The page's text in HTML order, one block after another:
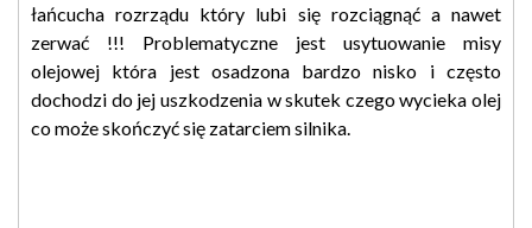
łańcucha rozrządu który lubi się rozciągnąć a nawet
zerwać !!! Problematyczne jest usytuowanie misy
olejowej która jest osadzona bardzo nisko i często
dochodzi do jej uszkodzenia w skutek czego wycieka olej
co może skończyć się zatarciem silnika.